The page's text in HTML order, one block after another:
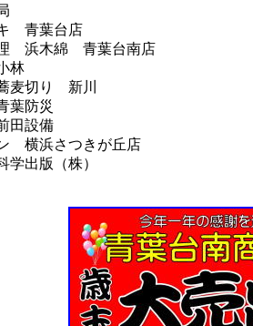
青葉台店
浜木綿 青葉台南店
林
麦切り 新川
葉防災
田設備
横浜さつきが丘店
出版（株）